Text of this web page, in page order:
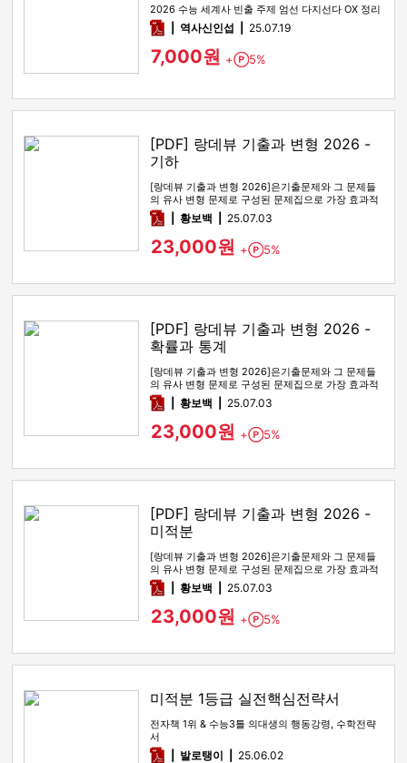
2026 수능 세계사 빈출 주제 엄선 다지선다 OX 정리
pdf역사신인섭 25.07.19
7,000원 + Point
5%
[PDF] 랑데뷰 기출과 변형 2026 -
기하
[랑데뷰 기출과 변형 2026]은기출문제와 그 문제들
의 유사 변형 문제로 구성된 문제집으로 가장 효과적
인 기출문제 공부 방법…
pdf황보백 25.07.03
23,000원 + Point
5%
[PDF] 랑데뷰 기출과 변형 2026 -
확률과 통계
[랑데뷰 기출과 변형 2026]은기출문제와 그 문제들
의 유사 변형 문제로 구성된 문제집으로 가장 효과적
인 기출문제 공부 방법…
pdf황보백 25.07.03
23,000원 + Point
5%
[PDF] 랑데뷰 기출과 변형 2026 -
미적분
[랑데뷰 기출과 변형 2026]은기출문제와 그 문제들
의 유사 변형 문제로 구성된 문제집으로 가장 효과적
인 기출문제 공부 방법…
pdf황보백 25.07.03
23,000원 + Point
5%
미적분 1등급 실전핵심전략서
전자책 1위 & 수능3틀 의대생의 행동강령, 수학전략
서
pdf발로탱이 25.06.02